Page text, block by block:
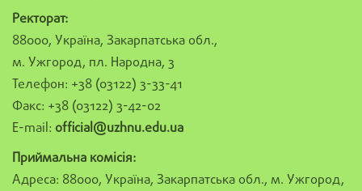
Ректорат:
88000, Україна, Закарпатська обл.,
м. Ужгород, пл. Народна, 3
Телефон: +38 (03122) 3-33-41
Факс: +38 (03122) 3-42-02
E-mail: official@uzhnu.edu.ua
Приймальна комісія:
Адреса: 88000, Україна, Закарпатська обл., м. Ужгород,